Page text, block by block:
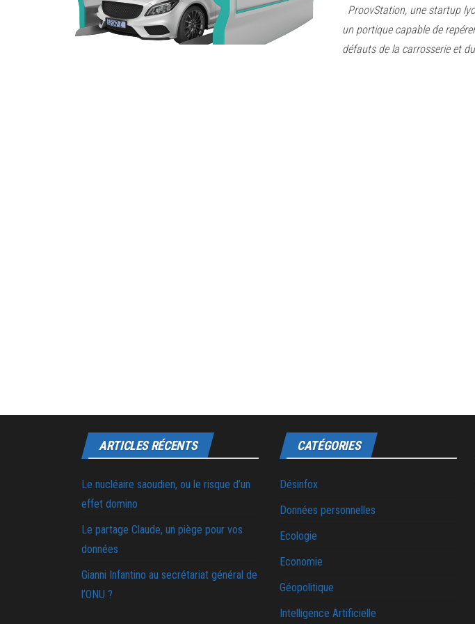
ProovStation, une startup
un portique capable de
défauts de la carrosserie et
ARTICLES RÉCENTS
Le nucléaire saoudien, ou le risque d’un
effet domino
Le partage Claude, un piège pour vos
données
Gianni Infantino au secrétariat général de
l’ONU ?
CATÉGORIES
Désinfox
Données personnelles
Ecologie
Economie
Géopolitique
Intelligence Artificielle